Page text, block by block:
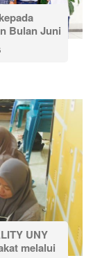
Bulan Juni
UNY
melalui